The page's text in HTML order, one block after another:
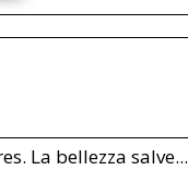
La bellezza salve...